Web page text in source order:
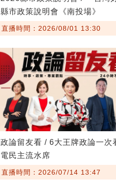
縣市政策說明會《南投場》
直播時間：2026/08/01 13:30
政論留友看 / 6大王牌政論一次
電民主流水席
直播時間：2026/07/14 13:47